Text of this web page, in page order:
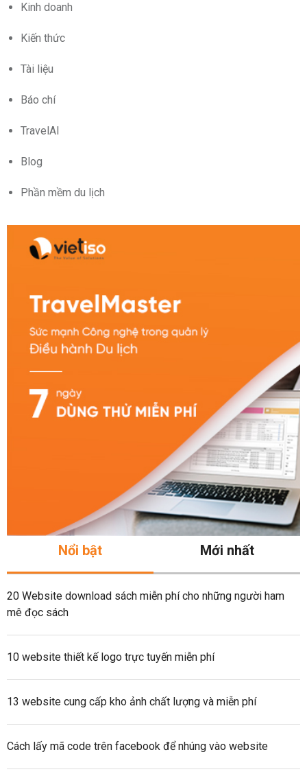
Kinh doanh
Kiến thức
Tài liệu
Báo chí
TravelAI
Blog
Phần mềm du lịch
Nổi bật Mới nhất
20 Website download sách miễn phí cho những người ham
mê đọc sách
10 website thiết kế logo trực tuyến miễn phí
13 website cung cấp kho ảnh chất lượng và miễn phí
Cách lấy mã code trên facebook để nhúng vào website